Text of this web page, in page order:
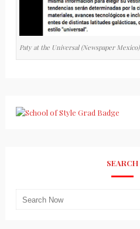
Paty at the Universal (Newspaper Mexico)
SEARCH